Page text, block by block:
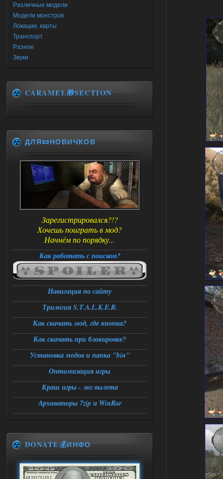
Различные модели
Модели монстров
Локации, карты
Транспорт
Разное
Звуки
CARAMEL🎁SECTION
ДЛЯ📜НОВИЧКОВ
Зарегистрировался?!?
Хочешь поиграть в мод?
Начнём по порядку...
Как работать с поиском?
Навигация по сайту
Трилогия S.T.A.L.K.E.R.
Как скачать мод, где кнопка?
Как скачать при блокировке?
Установка модов и папка "bin"
Оптимизация игры
Краш игры - лог вылета
Архиваторы 7zip и WinRar
DONATE💰ИНФО